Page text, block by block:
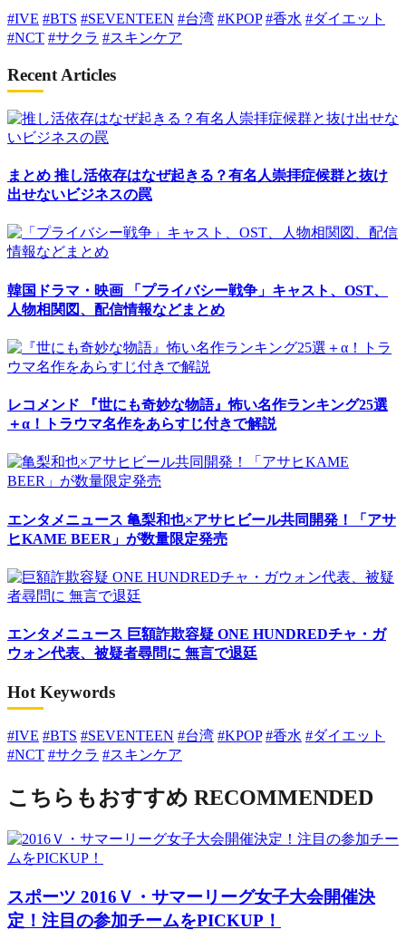
#IVE #BTS #SEVENTEEN #台湾 #KPOP #香水 #ダイエット
#NCT #サクラ #スキンケア
Recent Articles
まとめ 推し活依存はなぜ起きる？有名人崇拝症候群と抜け
出せないビジネスの罠
韓国ドラマ・映画 「プライバシー戦争」キャスト、OST、
人物相関図、配信情報などまとめ
レコメンド 『世にも奇妙な物語』怖い名作ランキング25選
＋α！トラウマ名作をあらすじ付きで解説
エンタメニュース 亀梨和也×アサヒビール共同開発！「アサ
ヒKAME BEER」が数量限定発売
エンタメニュース 巨額詐欺容疑 ONE HUNDREDチャ・ガ
ウォン代表、被疑者尋問に 無言で退廷
Hot Keywords
#IVE #BTS #SEVENTEEN #台湾 #KPOP #香水 #ダイエット
#NCT #サクラ #スキンケア
こちらもおすすめ RECOMMENDED
スポーツ 2016Ｖ・サマーリーグ女子大会開催決
定！注目の参加チームをPICKUP！